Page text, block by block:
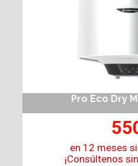
Pro Eco Dry
en 12 meses
¡Consúltenos